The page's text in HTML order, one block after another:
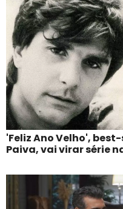
'Feliz Ano Velho',
Paiva, vai virar série